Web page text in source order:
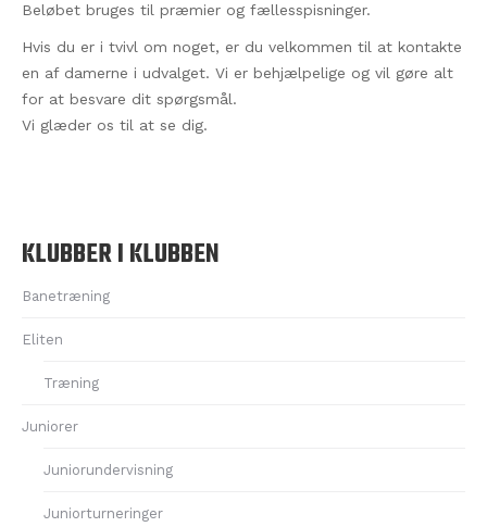
Beløbet bruges til præmier og fællesspisninger.
Hvis du er i tvivl om noget, er du velkommen til at kontakte
en af damerne i udvalget. Vi er behjælpelige og vil gøre alt
for at besvare dit spørgsmål.
Vi glæder os til at se dig.
KLUBBER I KLUBBEN
Banetræning
Eliten
Træning
Juniorer
Juniorundervisning
Juniorturneringer